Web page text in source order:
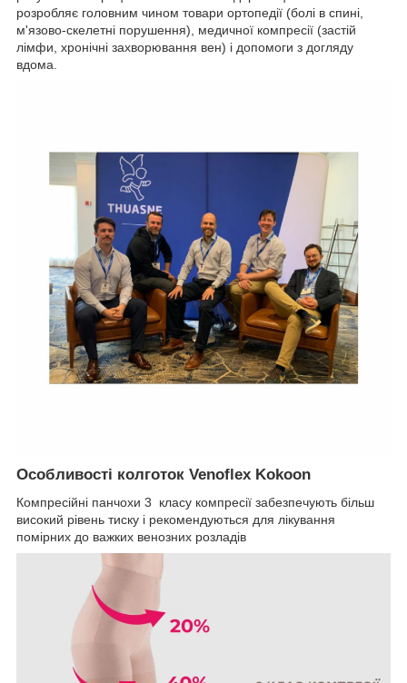
розробляє головним чином товари ортопедії (болі в спині,
м'язово-скелетні порушення), медичної компресії (застій
лімфи, хронічні захворювання вен) і допомоги з догляду
вдома.
Особливості колготок Venoflex Kokoon
Компресійні панчохи 3 класу компресії забезпечують більш
високий рівень тиску і рекомендуються для лікування
помірних до важких венозних розладів